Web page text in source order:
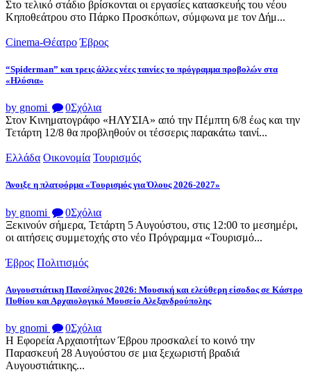
Στο τελικό στάδιο βρίσκονται οι εργασίες κατασκευής του νέου
Κηποθεάτρου στο Πάρκο Προσκόπων, σύμφωνα με τον Δήμ...
Cinema-Θέατρο Έβρος
“Spiderman” και τρεις άλλες νέες ταινίες το πρόγραμμα προβολών στα
«Ηλύσια»
by gnomi 0Σχόλια
Στον Κινηματογράφο «ΗΛΥΣΙΑ» από την Πέμπτη 6/8 έως και την
Τετάρτη 12/8 θα προβληθούν οι τέσσερις παρακάτω ταινί...
Ελλάδα Οικονομία Τουρισμός
Άνοιξε η πλατφόρμα «Τουρισμός για Όλους 2026-2027»
by gnomi 0Σχόλια
Ξεκινούν σήμερα, Τετάρτη 5 Αυγούστου, στις 12:00 το μεσημέρι,
οι αιτήσεις συμμετοχής στο νέο Πρόγραμμα «Τουρισμό...
Έβρος Πολιτισμός
Αυγουστιάτικη Πανσέληνος 2026: Μουσική και ελεύθερη είσοδος σε Κάστρο
Πυθίου και Αρχαιολογικό Μουσείο Αλεξανδρούπολης
by gnomi 0Σχόλια
Η Εφορεία Αρχαιοτήτων Έβρου προσκαλεί το κοινό την
Παρασκευή 28 Αυγούστου σε μια ξεχωριστή βραδιά
Αυγουστιάτικης...